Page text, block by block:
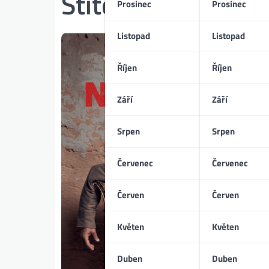
Prosinec
Listopad
Říjen
Září
Srpen
Červenec
Červen
Květen
Duben
Prosinec
Listopad
Říjen
Září
Srpen
Červenec
Červen
Květen
Duben